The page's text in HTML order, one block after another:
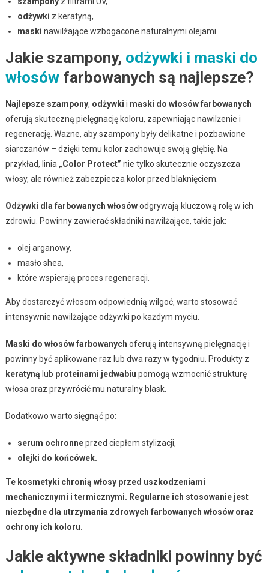
odżywki z keratyną,
maski nawilżające wzbogacone naturalnymi olejami.
Jakie szampony, odżywki i maski do
włosówfarbowanych są najlepsze?
Najlepsze szampony, odżywki i maski do włosów farbowanych
oferują skuteczną pielęgnację koloru, zapewniając nawilżenie i
regenerację. Ważne, aby szampony były delikatne i pozbawione
siarczanów – dzięki temu kolor zachowuje swoją głębię. Na
przykład, linia „Color Protect” nie tylko skutecznie oczyszcza
włosy, ale również zabezpiecza kolor przed blaknięciem.
Odżywki dla farbowanych włosówodgrywają kluczową rolę w ich
zdrowiu. Powinny zawierać składniki nawilżające, takie jak:
olej arganowy,
masło shea,
które wspierają proces regeneracji.
Aby dostarczyć włosom odpowiednią wilgoć, warto stosować
intensywnie nawilżające odżywki po każdym myciu.
Maski do włosów farbowanych oferują intensywną pielęgnację i
powinny być aplikowane raz lub dwa razy w tygodniu. Produkty z
keratyną lub proteinami jedwabiu pomogą wzmocnić strukturę
włosa oraz przywrócić mu naturalny blask.
Dodatkowo warto sięgnąć po:
serum ochronneprzed ciepłem stylizacji,
olejki do końcówek.
Te kosmetyki chronią włosy przed uszkodzeniami
mechanicznymi i termicznymi. Regularne ich stosowanie jest
niezbędne dla utrzymania zdrowych farbowanych włosów oraz
ochrony ich koloru.
Jakie aktywne składniki powinny być